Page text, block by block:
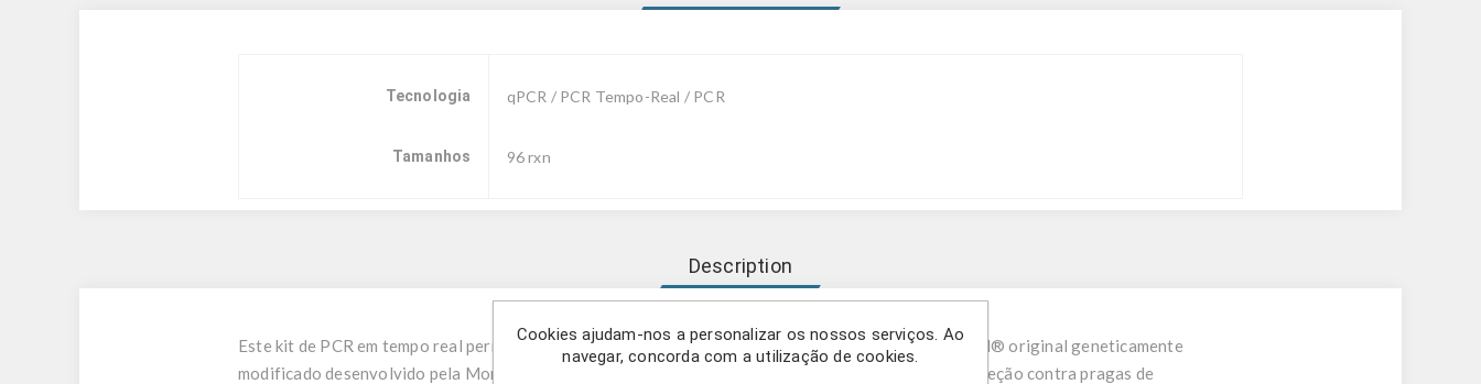
Tecnologia qPCR / PCR Tempo-Real / PCR
Tamanhos 96 rxn
Description
Este kit de PCR em tempo real permite a deteção evento-específica do MON531, o algodão Bollgard® original geneticamente
modificado desenvolvido pela Monsanto/Bayer que expressa a proteína inseticida Cry1Ac para proteção contra pragas de
Cookies ajudam-nos a personalizar os nossos serviços. Ao
navegar, concorda com a utilização de cookies.